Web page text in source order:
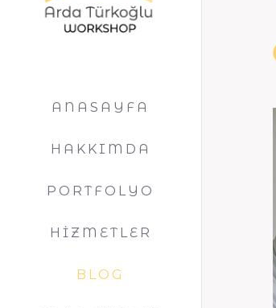
ANASAYFA
HAKKIMDA
PORTFOLYO
HİZMETLER
BLOG